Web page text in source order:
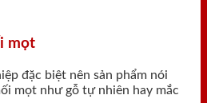
mọt
đặc biệt nên sản phẩm nói
mọt như gỗ tự nhiên hay mắc